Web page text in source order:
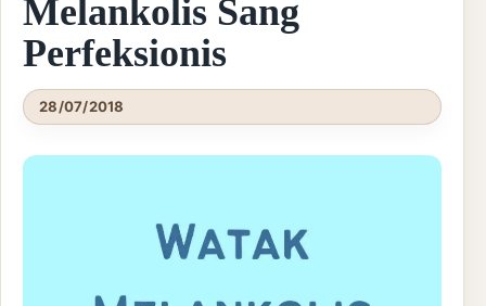
Melankolis Sang
Perfeksionis
28/07/2018